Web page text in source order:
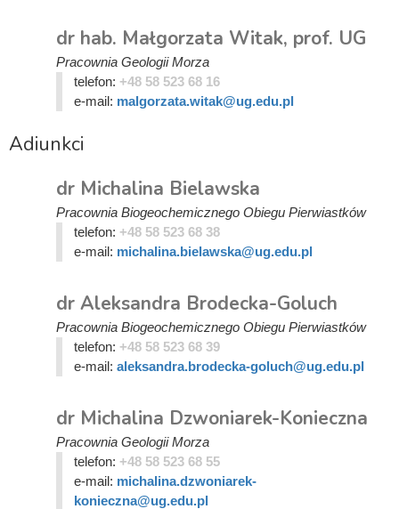
dr hab. Małgorzata Witak, prof. UG
Pracownia Geologii Morza
telefon: +48 58 523 68 16
e-mail: malgorzata.witak@ug.edu.pl
Adiunkci
dr Michalina Bielawska
Pracownia Biogeochemicznego Obiegu Pierwiastków
telefon: +48 58 523 68 38
e-mail: michalina.bielawska@ug.edu.pl
dr Aleksandra Brodecka-Goluch
Pracownia Biogeochemicznego Obiegu Pierwiastków
telefon: +48 58 523 68 39
e-mail: aleksandra.brodecka-goluch@ug.edu.pl
dr Michalina Dzwoniarek-Konieczna
Pracownia Geologii Morza
telefon: +48 58 523 68 55
e-mail: michalina.dzwoniarek-
konieczna@ug.edu.pl